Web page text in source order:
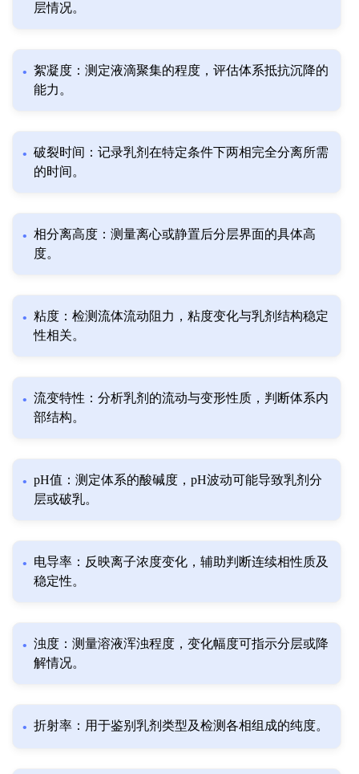
层情况。
絮凝度：测定液滴聚集的程度，评估体系抵抗沉降的
能力。
破裂时间：记录乳剂在特定条件下两相完全分离所需
的时间。
相分离高度：测量离心或静置后分层界面的具体高
度。
粘度：检测流体流动阻力，粘度变化与乳剂结构稳定
性相关。
流变特性：分析乳剂的流动与变形性质，判断体系内
部结构。
pH值：测定体系的酸碱度，pH波动可能导致乳剂分
层或破乳。
电导率：反映离子浓度变化，辅助判断连续相性质及
稳定性。
浊度：测量溶液浑浊程度，变化幅度可指示分层或降
解情况。
折射率：用于鉴别乳剂类型及检测各相组成的纯度。